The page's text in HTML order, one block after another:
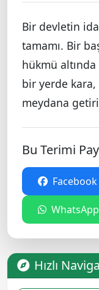
Bir devletin
tamamı. Bir
hükmü
bir yerde
meydana
Bu Terimi
Facebook
WhatsApp
Hızlı